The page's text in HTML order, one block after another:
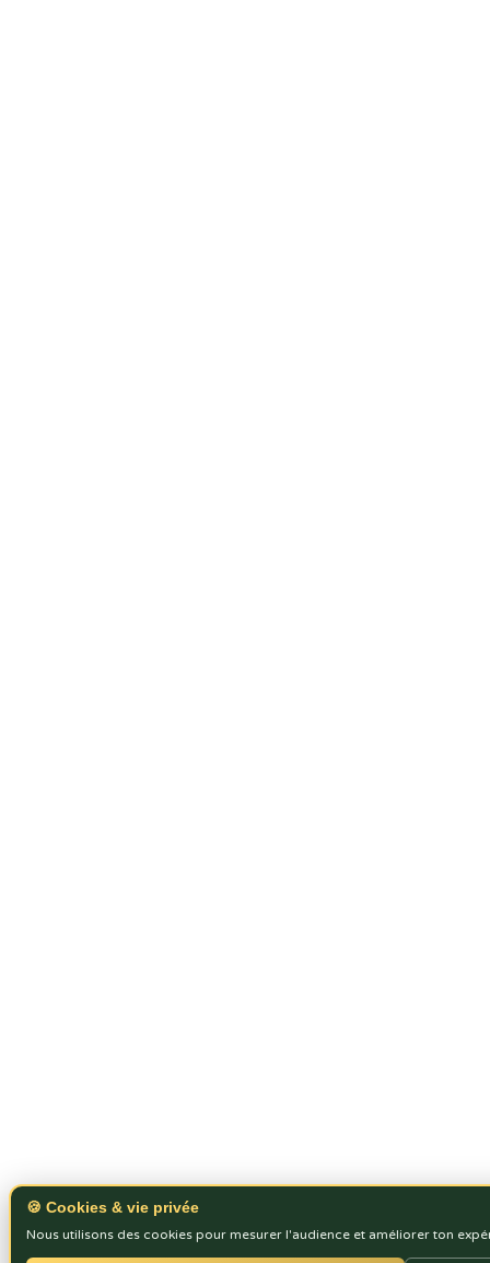
🍪 Cookies & vie privée
Nous utilisons des cookies pour mesurer l'audience et améliorer ton